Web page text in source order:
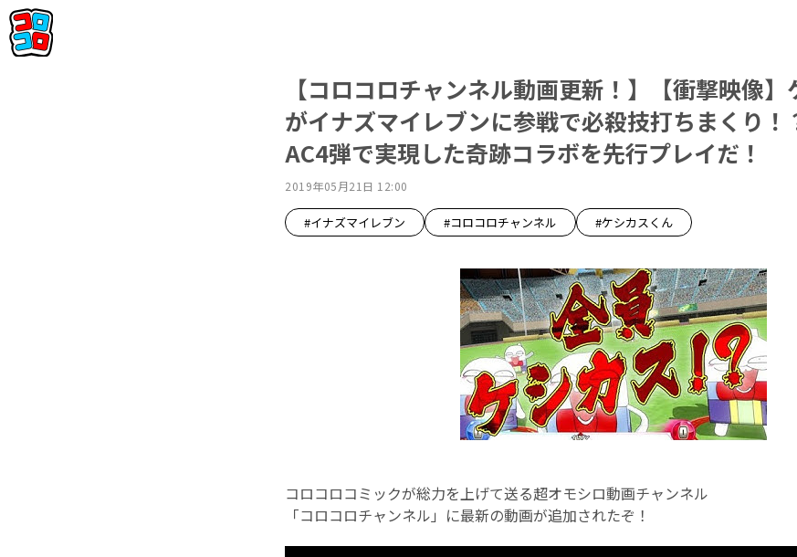
【コロコロチャンネル動画更新！】【衝撃映像
がイナズマイレブンに参戦で必殺技打ちまくり！
AC4弾で実現した奇跡コラボを先行プレイだ！
2019年05月21日 12:00
#イナズマイレブン #コロコロチャンネル #ケシカスくん
コロコロコミックが総力を上げて送る超オモシロ動画チャンネル
「コロコロチャンネル」に最新の動画が追加されたぞ！